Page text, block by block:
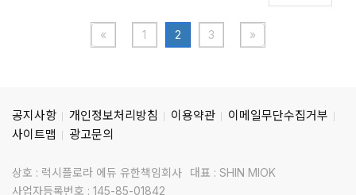
« 1 2 3 »
공지사항 개인정보처리방침 이용약관
이메일무단수집거부
사이트맵
광고문의
상호 : 럭시플로라 에듀 유한책임회사
대표 : SHIN MIOK
사업자등록번호 : 145-85-01842